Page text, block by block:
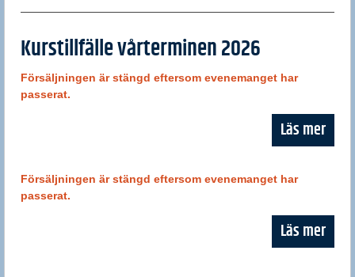
Kurstillfälle vårterminen 2026
Försäljningen är stängd eftersom evenemanget har
passerat.
Försäljningen är stängd eftersom evenemanget har
passerat.